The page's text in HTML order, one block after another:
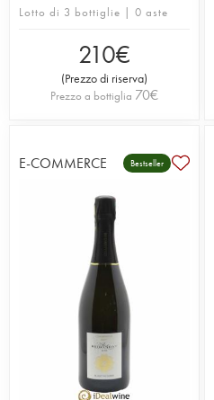
Lotto di 3 bottiglie | 0 aste
210€
(Prezzo di riserva)
Prezzo a bottiglia 70€
E-COMMERCE Bestseller